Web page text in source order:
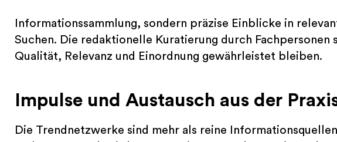
Informationssammlung, sondern präzise Einblicke in
Suchen. Die redaktionelle Kuratierung durch Fachpersonen
Qualität, Relevanz und Einordnung gewährleistet bleiben.
Impulse und Austausch aus der
Die Trendnetzwerke sind mehr als reine